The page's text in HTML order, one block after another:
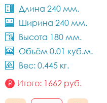
Длина 240 мм.
Ширина 240 мм.
Высота 180 мм.
Объём 0.01 куб.м.
Вес: 0.445 кг.
Итого: 1662 руб.